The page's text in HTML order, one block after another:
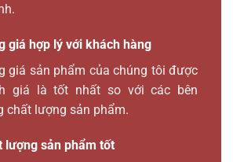
giá hợp lý với khách hàng
giá sản phẩm của chúng tôi được
giá là tốt nhất so với các bên
chất lượng sản phẩm.
lượng sản phẩm tốt